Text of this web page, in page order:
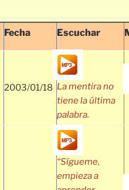
Fecha Escuchar
2003/01/18 La mentira no
tiene la última
palabra.
“Sígueme,
empieza a